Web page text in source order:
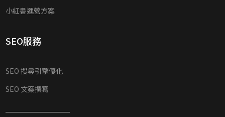
小紅書運營方案
SEO服務
SEO 搜尋引擎優化
SEO 文案撰寫